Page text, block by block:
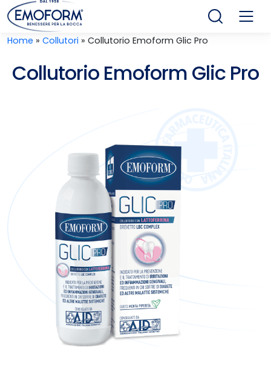
Home » Collutori » Collutorio Emoform Glic Pro
Collutorio Emoform Glic Pro